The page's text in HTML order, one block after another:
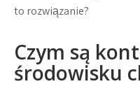
to rozwiązanie?
Czym są
środowisku